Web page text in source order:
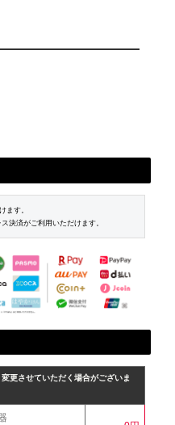
ます。
決済がご利用いただけます。
更させていただく場合がございま